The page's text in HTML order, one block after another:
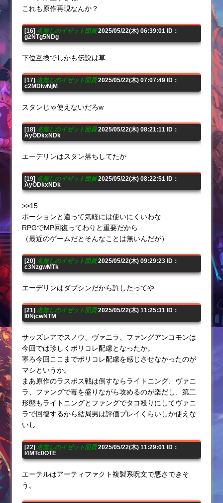
これも原作再現なんか？
[16] 名無しのイゼット団員2025/05/22(木) 06:39:01 ID：
g2NTg5NDg
下位互換でしかも伝説は草
[17] 名無しのイゼット団員2025/05/22(木) 07:07:49 ID：
c2MDIwNjM
スタンじゃ使えないだろw
[18] 名無しのイゼット団員2025/05/22(木) 08:21:11 ID：
AyODkxNDk
エーデリンはスタン落ちしてたか
[19] 名無しのイゼット団員2025/05/22(木) 08:22:51 ID：
AyODkxNDk
>>15
ポーションと違って気軽には使いにくいわな
RPGでMP回復ってわりと重要だから
（最近のゲームだとそんなことは無いんだが）
[20] 名無しのイゼット団員2025/05/22(木) 09:29:23 ID：
c3NzgwMTk
エーデリンはダブシンだから許したってや
[21] 名無しのイゼット団員2025/05/22(木) 11:25:31 ID：
I0NjcwNTM
サッズレアでスノウ、ヴァニラ、ファングアンコモンは
今回では珍しくポリコレ配慮となったか。
寧ろ今回ここまでポリコレ配慮を感じさせなかったのが
マシというか。
まあ原作のラスボス戦は倒すならライトニング、ヴァニ
ラ、ファングで毒を盛りながら攻めるのが楽だし、第二
形態もライトニングとファングでタコ殴りにしてヴァニ
ラで回復するから結局男は評価プレイくらいしか使えな
いし
[22] 名無しのイゼット団員2025/05/22(木) 11:29:01 ID：
I4MTc0OTE
エーテルはアーティファクト複製系呪文で悪さできそ
う。